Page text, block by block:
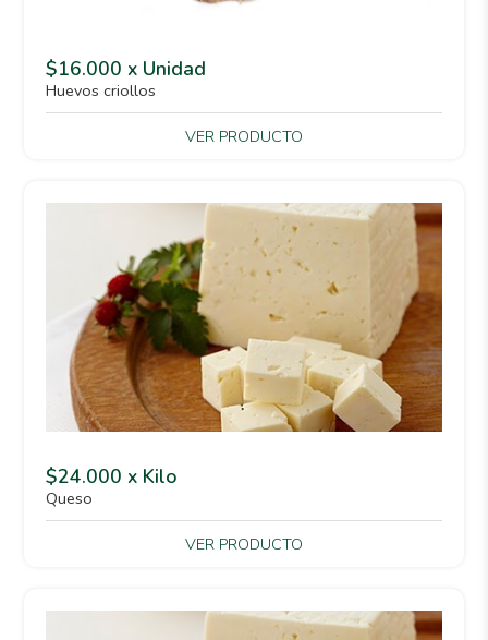
$16.000 x Unidad
Huevos criollos
VER PRODUCTO
$24.000 x Kilo
Queso
VER PRODUCTO